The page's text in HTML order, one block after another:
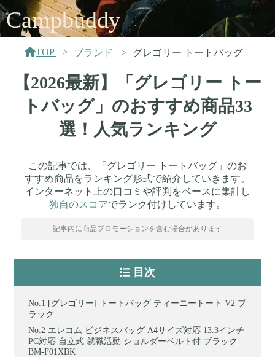
Campbuddy
TOP ブランド グレゴリー トートバッグ
【2026最新】「グレゴリー トー
トバッグ」のおすすめ商品33
選！人気ランキング
この記事では、「グレゴリー トートバッグ」のお
すすめ商品をランキング形式で紹介していきます。
インターネット上の口コミや評判をベースに集計し
独自のスコアでランク付けしています。
記事内に商品プロモーションを含む場合があります
目次
[グレゴリー] トートバッグ ティーニートート V2 ブ
ラック
エレコム ビジネスバッグ A4サイズ対応 13.3インチ
PC対応 自立式 就職活動 ショルダーベルト付 ブラック
BM-F01XBK